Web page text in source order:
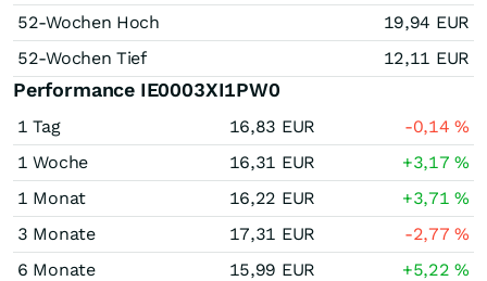
52-Wochen Hoch
19,94 EUR
52-Wochen Tief
12,11 EUR
Performance IE0003XI1PW0
1 Tag 16,83 EUR -0,14%
1 Woche
16,31 EUR +3,17%
1 Monat
16,22 EUR +3,71%
3 Monate
17,31 EUR -2,77%
6 Monate
15,99 EUR +5,22%